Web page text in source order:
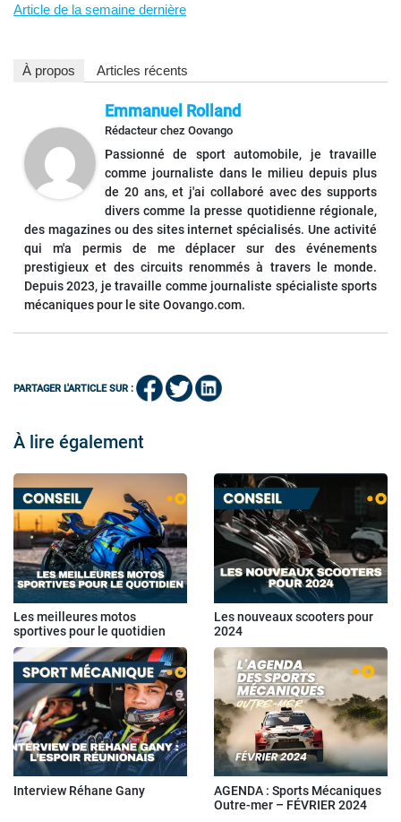
Article de la semaine dernière
À propos Articles récents
Emmanuel Rolland
Rédacteur chez Oovango
Passionné de sport automobile, je travaille
comme journaliste dans le milieu depuis plus
de 20 ans, et j'ai collaboré avec des supports
divers comme la presse quotidienne régionale,
des magazines ou des sites internet spécialisés. Une activité
qui m'a permis de me déplacer sur des événements
prestigieux et des circuits renommés à travers le monde.
Depuis 2023, je travaille comme journaliste spécialiste sports
mécaniques pour le site Oovango.com.
PARTAGER L'ARTICLE SUR :
À lire également
Les meilleures motos
sportives pour le quotidien
Les nouveaux scooters pour
2024
Interview Réhane Gany
AGENDA : Sports Mécaniques
Outre-mer – FÉVRIER 2024